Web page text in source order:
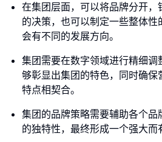
在集团层面，可以将品牌分开，
的决策，也可以制定一些整体
会有不同的发展方向。
集团需要在数字领域进行精细调
够彰显出集团的特色，同时确保
特点相契合。
集团的品牌策略需要辅助各个品
的独特性，最终形成一个强大而